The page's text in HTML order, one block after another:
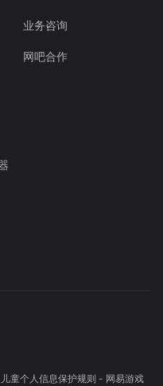
业务咨询
网吧合作
童个人信息保护规则 - 网易游戏